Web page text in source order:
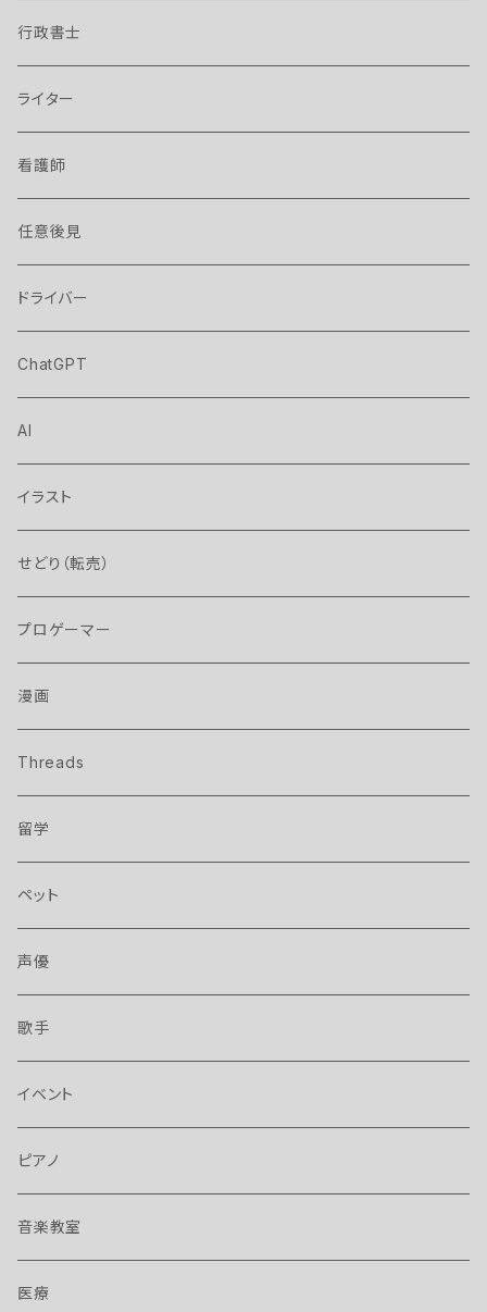
行政書士
ライター
看護師
任意後見
ドライバー
ChatGPT
AI
イラスト
せどり（転売）
プロゲーマー
漫画
Threads
留学
ペット
声優
歌手
イベント
ピアノ
音楽教室
医療